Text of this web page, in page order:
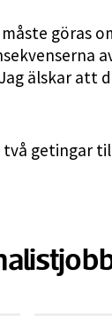
göras
älskar att
getingar